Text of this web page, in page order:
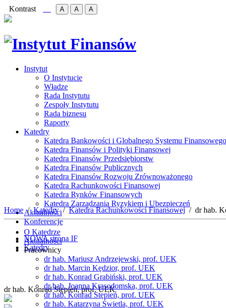
Kontrast A A A
Instytut
O Instytucie
Władze
Rada Instytutu
Zespoły Instytutu
Rada biznesu
Raporty
Katedry
Katedra Bankowości i Globalnego Systemu Finansowego
Katedra Finansów i Polityki Finansowej
Katedra Finansów Przedsiębiorstw
Katedra Finansów Publicznych
Katedra Finansów Rozwoju Zrównoważonego
Katedra Rachunkowości Finansowej
Katedra Rynków Finansowych
Katedra Zarządzania Ryzykiem i Ubezpieczeń
Aktualności
Konferencje
NOWA strona IF
Katedry
dr hab. Konrad Stępień, prof. UEK
Home Katedry Katedra Rachunkowości Finansowej dr hab.
O Katedrze
Aktualności
Pracownicy
dr hab. Mariusz Andrzejewski, prof. UEK
dr hab. Marcin Kędzior, prof. UEK
dr hab. Konrad Grabiński, prof. UEK
dr hab. Joanna Krasodomska, prof. UEK
dr hab. Konrad Stępień, prof. UEK
dr hab. Katarzyna Świetla, prof. UEK